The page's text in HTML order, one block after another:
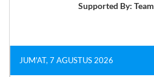
Supported By:
JUM'AT, 7 AGUSTUS 2026